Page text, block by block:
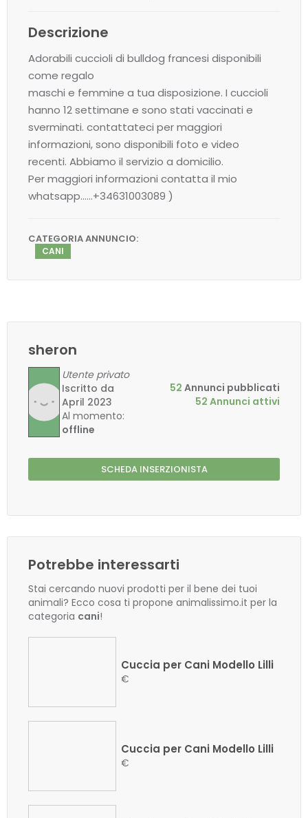
Descrizione
Adorabili cuccioli di bulldog francesi disponibili
come regalo
maschi e femmine a tua disposizione. I cuccioli
hanno 12 settimane e sono stati vaccinati e
sverminati. contattateci per maggiori
informazioni, sono disponibili foto e video
recenti. Abbiamo il servizio a domicilio.
Per maggiori informazioni contatta il mio
whatsapp……+34631003089 )
CATEGORIA ANNUNCIO:
CANI
sheron
Utente privato
Iscritto da
April 2023
Al momento:
offline
52 Annunci pubblicati
52 Annunci attivi
SCHEDA INSERZIONISTA
Potrebbe interessarti
Stai cercando nuovi prodotti per il bene dei tuoi
animali? Ecco cosa ti propone animalissimo.it per la
categoria cani!
Cuccia per Cani Modello Lilli
€
Cuccia per Cani Modello Lilli
€